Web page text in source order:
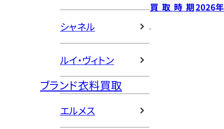
シャネル
ルイ・ヴィトン
ブランド衣料買取
エルメス
買取時期2026